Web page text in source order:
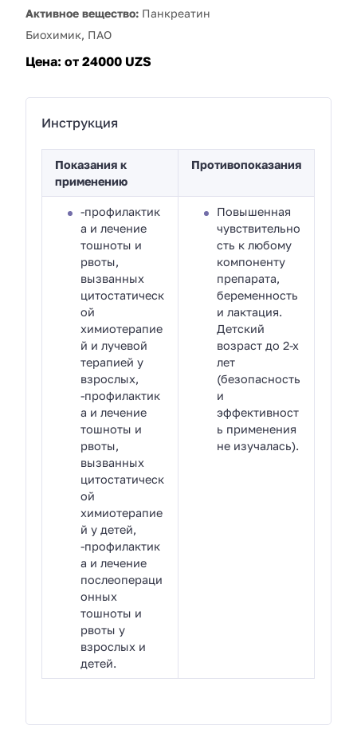
Активное вещество: Панкреатин
Биохимик, ПАО
Цена: от 24000 UZS
Инструкция
Показания к
применению
Противопоказания
-профилактик
а и лечение
тошноты и
рвоты,
вызванных
цитостатическ
ой
химиотерапие
й и лучевой
терапией у
взрослых,
-профилактик
а и лечение
тошноты и
рвоты,
вызванных
цитостатическ
ой
химиотерапие
й у детей,
-профилактик
а и лечение
послеопераци
онных
тошноты и
рвоты у
взрослых и
детей.
Повышенная
чувствительно
сть к любому
компоненту
препарата,
беременность
и лактация.
Детский
возраст до 2-х
лет
(безопасность
и
эффективност
ь применения
не изучалась).